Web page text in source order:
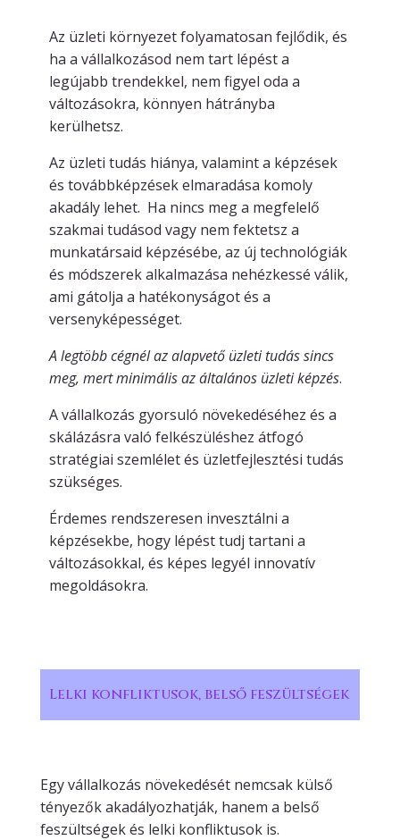
Az üzleti környezet folyamatosan fejlődik, és
ha a vállalkozásod nem tart lépést a
legújabb trendekkel, nem figyel oda a
változásokra, könnyen hátrányba
kerülhetsz.
Az üzleti tudás hiánya, valamint a képzések
és továbbképzések elmaradása komoly
akadály lehet. Ha nincs meg a megfelelő
szakmai tudásod vagy nem fektetsz a
munkatársaid képzésébe, az új technológiák
és módszerek alkalmazása nehézkessé válik,
ami gátolja a hatékonyságot és a
versenyképességet.
A legtöbb cégnél az alapvető üzleti tudás sincs
meg, mert minimális az általános üzleti képzés.
A vállalkozás gyorsuló növekedéséhez és a
skálázásra való felkészüléshez átfogó
stratégiai szemlélet és üzletfejlesztési tudás
szükséges.
Érdemes rendszeresen invesztálni a
képzésekbe, hogy lépést tudj tartani a
változásokkal, és képes legyél innovatív
megoldásokra.
Lelki konfliktusok, belső feszültségek
Egy vállalkozás növekedését nemcsak külső
tényezők akadályozhatják, hanem a belső
feszültségek és lelki konfliktusok is.